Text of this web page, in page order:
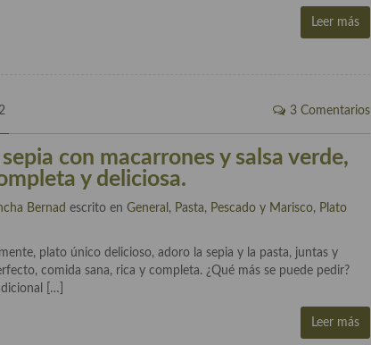
Leer más
3 Comentarios
sepia con macarrones y salsa verde,
y deliciosa.
Bernad escrito enGeneral , Pasta, Pescado y Marisco, Plato
plato único delicioso, adoro la sepia y la pasta, juntas y
comida sana, rica y completa. ¿Qué más se puede pedir?
[…]
Leer más